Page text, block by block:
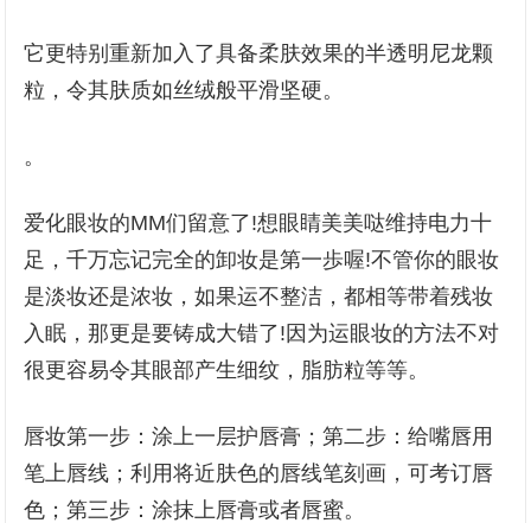
它更特别重新加入了具备柔肤效果的半透明尼龙颗
粒，令其肤质如丝绒般平滑坚硬。
。
爱化眼妆的MM们留意了!想眼睛美美哒维持电力十
足，千万忘记完全的卸妆是第一歩喔!不管你的眼妆
是淡妆还是浓妆，如果运不整洁，都相等带着残妆
入眠，那更是要铸成大错了!因为运眼妆的方法不对
很更容易令其眼部产生细纹，脂肪粒等等。
唇妆第一步：涂上一层护唇膏；第二步：给嘴唇用
笔上唇线；利用将近肤色的唇线笔刻画，可考订唇
色；第三步：涂抹上唇膏或者唇蜜。